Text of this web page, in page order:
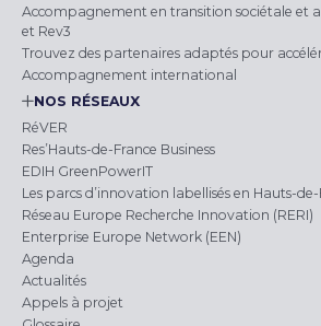
Accompagnement en transition sociétale et
et Rev3
Trouvez des partenaires adaptés pour
Accompagnement international
NOS RÉSEAUX
RéVER
Res’Hauts-de-France Business
EDIH GreenPowerIT
Les parcs d’innovation labellisés en Hauts-de-
Réseau Europe Recherche Innovation (RERI)
Enterprise Europe Network (EEN)
Agenda
Actualités
Appels à projet